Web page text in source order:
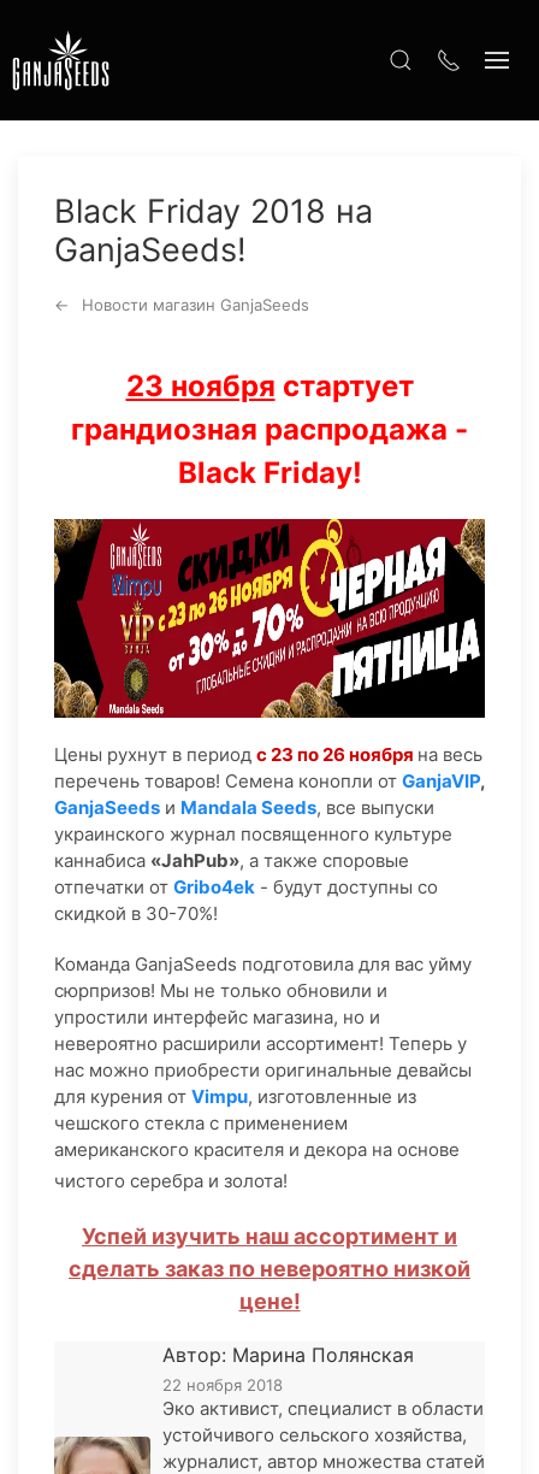
Black Friday 2018 на
GanjaSeeds!
Новости магазин GanjaSeeds
23 ноября стартует
грандиозная распродажа -
Black Friday!
Цены рухнут в период с 23 по 26 ноября на весь
перечень товаров! Семена конопли от GanjaVIP,
GanjaSeeds и Mandala Seeds, все выпуски
украинского журнал посвященного культуре
каннабиса «JahPub», а также споровые
отпечатки от Gribo4ek - будут доступны со
скидкой в 30-70%!
Команда GanjaSeeds подготовила для вас уйму
сюрпризов! Мы не только обновили и
упростили интерфейс магазина, но и
невероятно расширили ассортимент! Теперь у
нас можно приобрести оригинальные девайсы
для курения от Vimpu, изготовленные из
чешского стекла с применением
американского красителя и декора на основе
чистого серебра и золота!
Успей изучить наш ассортимент и
сделать заказ по невероятно низкой
цене!
Автор: Марина Полянская
22 ноября 2018
Эко активист, специалист в области
устойчивого сельского хозяйства,
журналист, автор множества статей